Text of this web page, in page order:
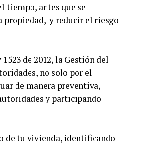
tiempo, antes que se
propiedad, y reducir el riesgo
de 2012, la Gestión del
no solo por el
de manera preventiva,
y participando
de tu vivienda, identificando